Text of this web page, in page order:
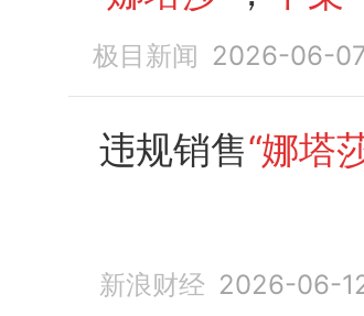
极目新闻 2026-06-
违规销售“娜塔
新浪财经 2026-06-